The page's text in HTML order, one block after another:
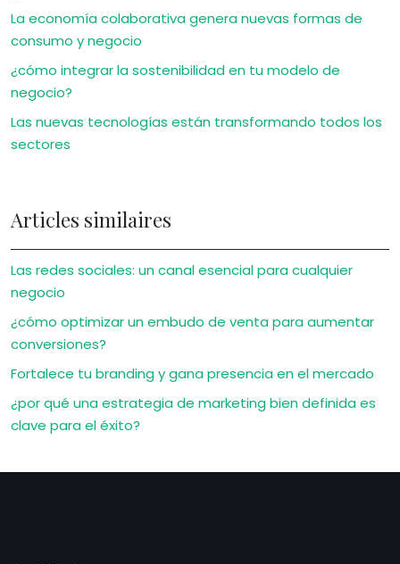
La economía colaborativa genera nuevas formas de
consumo y negocio
¿cómo integrar la sostenibilidad en tu modelo de
negocio?
Las nuevas tecnologías están transformando todos los
sectores
Articles similaires
Las redes sociales: un canal esencial para cualquier
negocio
¿cómo optimizar un embudo de venta para aumentar
conversiones?
Fortalece tu branding y gana presencia en el mercado
¿por qué una estrategia de marketing bien definida es
clave para el éxito?